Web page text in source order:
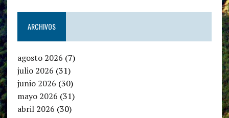
ARCHIVOS
agosto 2026 (7)
julio 2026 (31)
junio 2026 (30)
mayo 2026 (31)
abril 2026 (30)